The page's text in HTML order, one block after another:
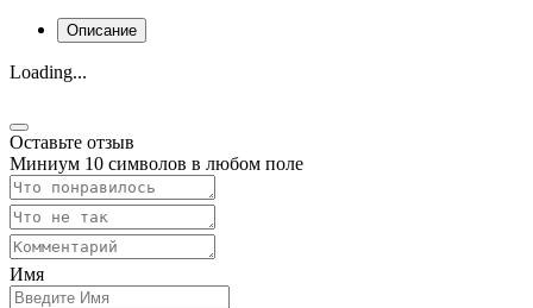
Описание
Loading...
Оставьте отзыв
Миниум 10 символов в любом поле
Имя